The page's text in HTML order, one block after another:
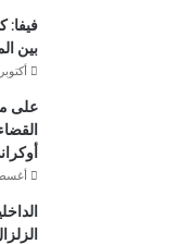
بين
أكتوبر 4,
على
أغسطس
الزلزال